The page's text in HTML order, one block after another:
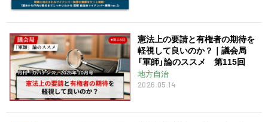
憲法上の要請と有権者の期待を
軽視して良いのか？｜議会局
「軍師」論のススメ 第115回
地方自治
2026.05.14